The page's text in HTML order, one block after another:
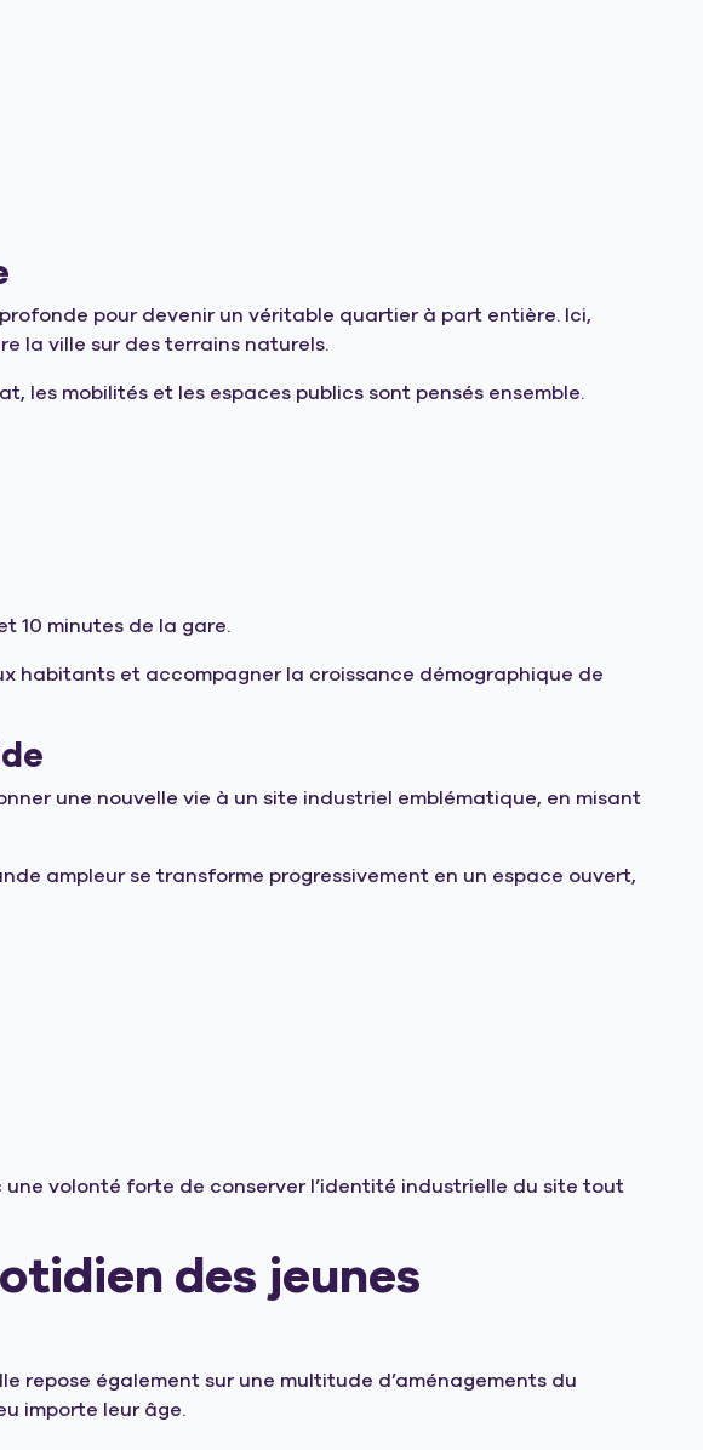
pour devenir un véritable quartier à part entière. Ici,
la ville sur des terrains naturels.
les mobilités et les espaces publics sont pensés ensemble.
10 minutes de la gare.
habitants et accompagner la croissance démographique de
une nouvelle vie à un site industriel emblématique, en misant
ampleur se transforme progressivement en un espace ouvert,
volonté forte de conserver l’identité industrielle du site tout
des jeunes
repose également sur une multitude d’aménagements du
importe leur âge.